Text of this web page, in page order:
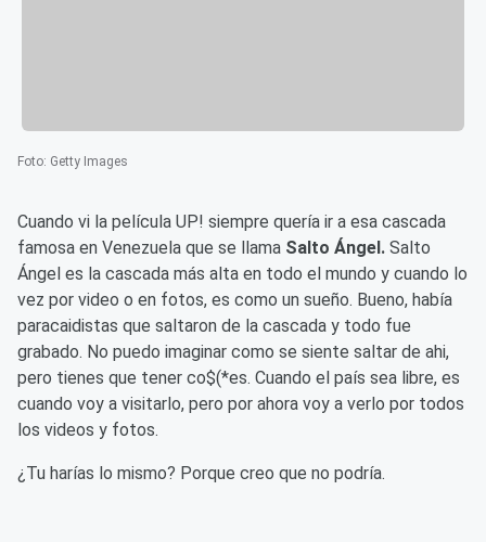
Foto: Getty Images
Cuando vi la película UP! siempre quería ir a esa cascada
famosa en Venezuela que se llama Salto Ángel. Salto
Ángel es la cascada más alta en todo el mundo y cuando lo
vez por video o en fotos, es como un sueño. Bueno, había
paracaidistas que saltaron de la cascada y todo fue
grabado. No puedo imaginar como se siente saltar de ahi,
pero tienes que tener co$(*es. Cuando el país sea libre, es
cuando voy a visitarlo, pero por ahora voy a verlo por todos
los videos y fotos.
¿Tu harías lo mismo? Porque creo que no podría.